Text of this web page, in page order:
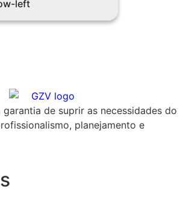
garantia de suprir as necessidades do
planejamento e